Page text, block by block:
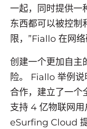
一起，同时提供一
东西都可以被控制
限，”Fiallo 在网络
创建一个更加自主
险。 Fiallo 举例说
合作，建立了一
支持 4 亿物联网
eSurfing Cloud 提